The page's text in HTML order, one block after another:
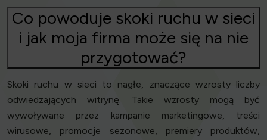
Co powoduje skoki ruchu w sieci
i jak moja firma może się na nie
przygotować?
Skoki ruchu w sieci to nagłe, znaczące wzrosty liczby
odwiedzających witrynę. Takie wzrosty mogą być
wywoływane przez kampanie marketingowe, treści
wirusowe, promocje sezonowe, premiery produktów,